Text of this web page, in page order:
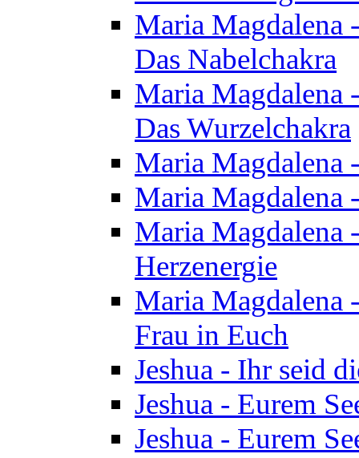
Maria Magdalena
Das Nabelchakra
Maria Magdalena
Das Wurzelchakra
Maria Magdalena
Maria Magdalena
Maria Magdalena
Herzenergie
Maria Magdalena
Frau in Euch
Jeshua - Ihr seid
Jeshua - Eurem
Jeshua - Eurem